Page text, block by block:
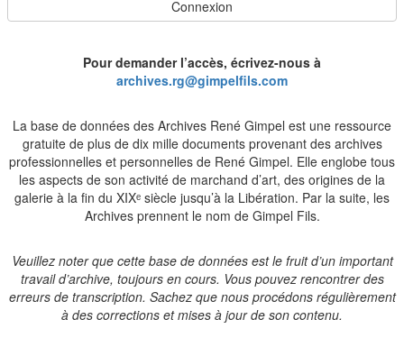
Pour demander l’accès, écrivez-nous à
archives.rg@gimpelfils.com
La base de données des Archives René Gimpel est une ressource
gratuite de plus de dix mille documents provenant des archives
professionnelles et personnelles de René Gimpel. Elle englobe tous
les aspects de son activité de marchand d’art, des origines de la
galerie à la fin du XIXᵉ siècle jusqu’à la Libération. Par la suite, les
Archives prennent le nom de Gimpel Fils.
Veuillez noter que cette base de données est le fruit d’un important
travail d’archive, toujours en cours. Vous pouvez rencontrer des
erreurs de transcription. Sachez que nous procédons régulièrement
à des corrections et mises à jour de son contenu.